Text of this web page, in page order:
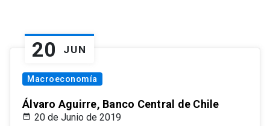
20 JUN
Macroeconomía
Álvaro Aguirre, Banco Central de Chile
20 de Junio de 2019